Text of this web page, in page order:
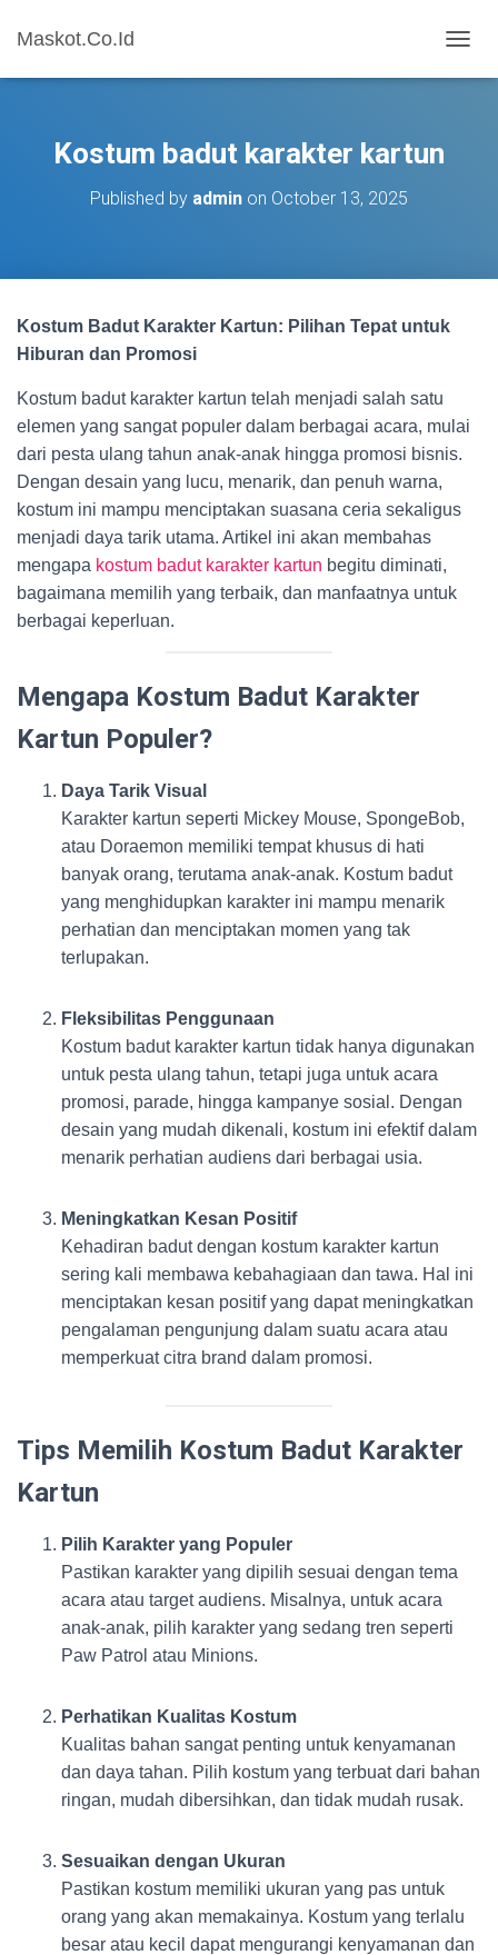
Maskot.Co.Id
O
Kostum badut karakter kartun
Published by admin on October 13, 2025
Kostum Badut Karakter Kartun: Pilihan Tepat untuk
Hiburan dan Promosi
Kostum badut karakter kartun telah menjadi salah satu
elemen yang sangat populer dalam berbagai acara, mulai
dari pesta ulang tahun anak-anak hingga promosi bisnis.
Dengan desain yang lucu, menarik, dan penuh warna,
kostum ini mampu menciptakan suasana ceria sekaligus
menjadi daya tarik utama. Artikel ini akan membahas
mengapa kostum badut karakter kartun begitu diminati,
bagaimana memilih yang terbaik, dan manfaatnya untuk
berbagai keperluan.
Mengapa Kostum Badut Karakter
Kartun Populer?
Daya Tarik Visual
Karakter kartun seperti Mickey Mouse, SpongeBob,
atau Doraemon memiliki tempat khusus di hati
banyak orang, terutama anak-anak. Kostum badut
yang menghidupkan karakter ini mampu menarik
perhatian dan menciptakan momen yang tak
terlupakan.
Fleksibilitas Penggunaan
Kostum badut karakter kartun tidak hanya digunakan
untuk pesta ulang tahun, tetapi juga untuk acara
promosi, parade, hingga kampanye sosial. Dengan
desain yang mudah dikenali, kostum ini efektif dalam
menarik perhatian audiens dari berbagai usia.
Meningkatkan Kesan Positif
Kehadiran badut dengan kostum karakter kartun
sering kali membawa kebahagiaan dan tawa. Hal ini
menciptakan kesan positif yang dapat meningkatkan
pengalaman pengunjung dalam suatu acara atau
memperkuat citra brand dalam promosi.
Tips Memilih Kostum Badut Karakter
Kartun
Pilih Karakter yang Populer
Pastikan karakter yang dipilih sesuai dengan tema
acara atau target audiens. Misalnya, untuk acara
anak-anak, pilih karakter yang sedang tren seperti
Paw Patrol atau Minions.
Perhatikan Kualitas Kostum
Kualitas bahan sangat penting untuk kenyamanan
dan daya tahan. Pilih kostum yang terbuat dari bahan
ringan, mudah dibersihkan, dan tidak mudah rusak.
Sesuaikan dengan Ukuran
Pastikan kostum memiliki ukuran yang pas untuk
orang yang akan memakainya. Kostum yang terlalu
besar atau kecil dapat mengurangi kenyamanan dan